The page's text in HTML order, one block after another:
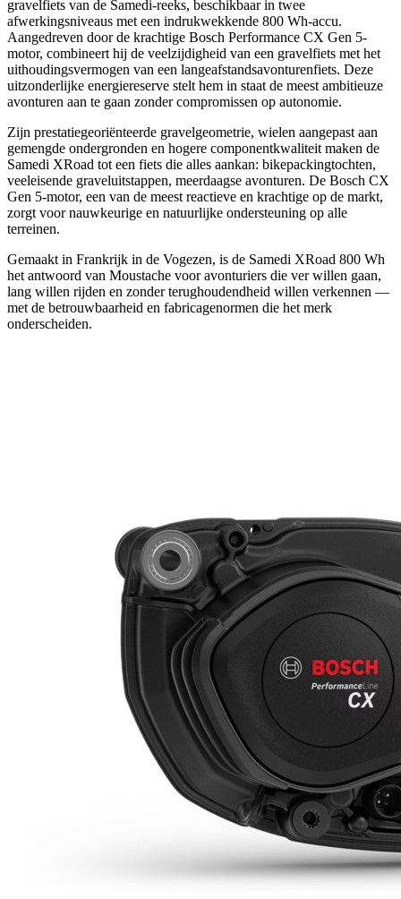
gravelfiets van de Samedi-reeks, beschikbaar in twee
afwerkingsniveaus met een indrukwekkende 800 Wh-accu.
Aangedreven door de krachtige Bosch Performance CX Gen 5-
motor, combineert hij de veelzijdigheid van een gravelfiets met het
uithoudingsvermogen van een langeafstandsavonturenfiets. Deze
uitzonderlijke energiereserve stelt hem in staat de meest ambitieuze
avonturen aan te gaan zonder compromissen op autonomie.
Zijn prestatiegeoriënteerde gravelgeometrie, wielen aangepast aan
gemengde ondergronden en hogere componentkwaliteit maken de
Samedi XRoad tot een fiets die alles aankan: bikepackingtochten,
veeleisende graveluitstappen, meerdaagse avonturen. De Bosch CX
Gen 5-motor, een van de meest reactieve en krachtige op de markt,
zorgt voor nauwkeurige en natuurlijke ondersteuning op alle
terreinen.
Gemaakt in Frankrijk in de Vogezen, is de Samedi XRoad 800 Wh
het antwoord van Moustache voor avonturiers die ver willen gaan,
lang willen rijden en zonder terughoudendheid willen verkennen —
met de betrouwbaarheid en fabricagenormen die het merk
onderscheiden.